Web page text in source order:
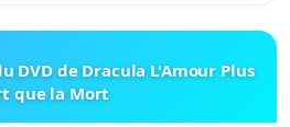
DVD de Dracula L'Amour Plus
que la Mort